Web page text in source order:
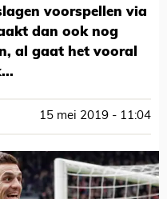
voorspellen via
dan ook nog
al gaat het vooral
15 mei 2019 - 11:04